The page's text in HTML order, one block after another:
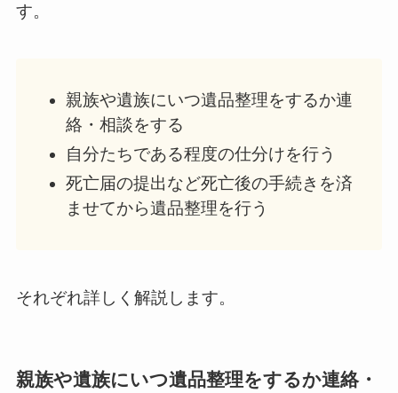
す。
親族や遺族にいつ遺品整理をするか連
絡・相談をする
自分たちである程度の仕分けを行う
死亡届の提出など死亡後の手続きを済
ませてから遺品整理を行う
それぞれ詳しく解説します。
親族や遺族にいつ遺品整理をするか連絡・